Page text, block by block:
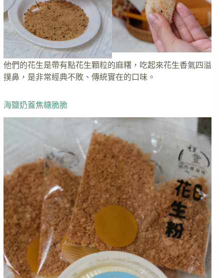
他們的花生是帶有點花生顆粒的麻糬，吃起來花生香氣四溢
撲鼻，是非常經典不敗、傳統實在的口味。
海鹽奶蓋焦糖脆脆